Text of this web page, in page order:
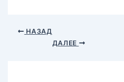
НАЗАД
ДАЛЕЕ